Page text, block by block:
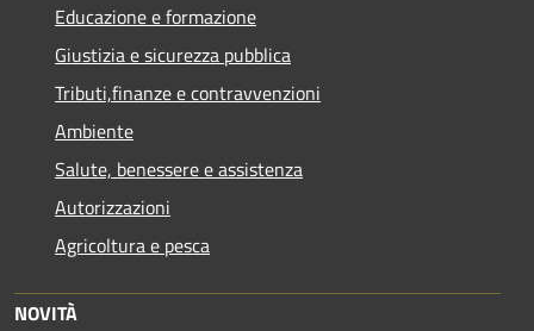
Educazione e formazione
Giustizia e sicurezza pubblica
Tributi,finanze e contravvenzioni
Ambiente
Salute, benessere e assistenza
Autorizzazioni
Agricoltura e pesca
NOVITÀ